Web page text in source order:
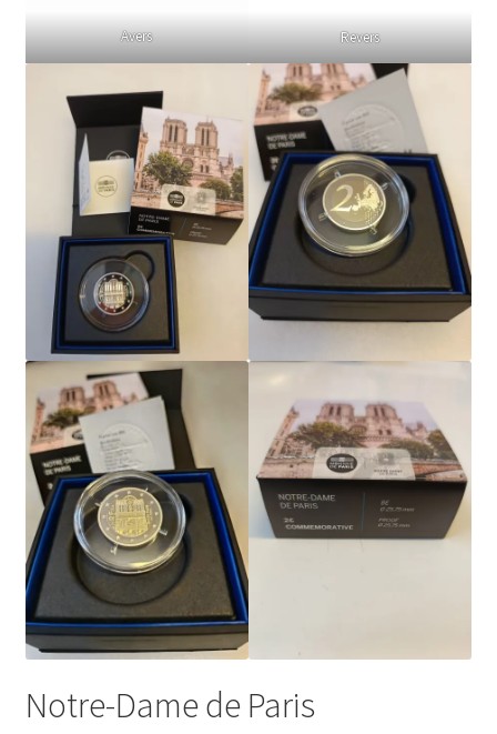
Avers Revers
Notre-Dame de Paris